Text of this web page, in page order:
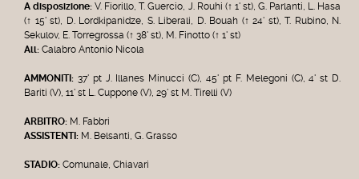
A disposizione: V. Fiorillo, T. Guercio, J. Rouhi (↑ 1' st), G. Parlanti, L. Hasa
(↑ 15' st), D. Lordkipanidze, S. Liberali, D. Bouah (↑ 24' st), T. Rubino, N.
Sekulov, E. Torregrossa (↑ 38' st), M. Finotto (↑ 1' st)
All: Calabro Antonio Nicola
AMMONITI: 37' pt J. Illanes Minucci (C), 45' pt F. Melegoni (C), 4' st D.
Bariti (V), 11' st L. Cuppone (V), 29' st M. Tirelli (V)
ARBITRO: M. Fabbri
ASSISTENTI: M. Belsanti, G. Grasso
STADIO: Comunale, Chiavari